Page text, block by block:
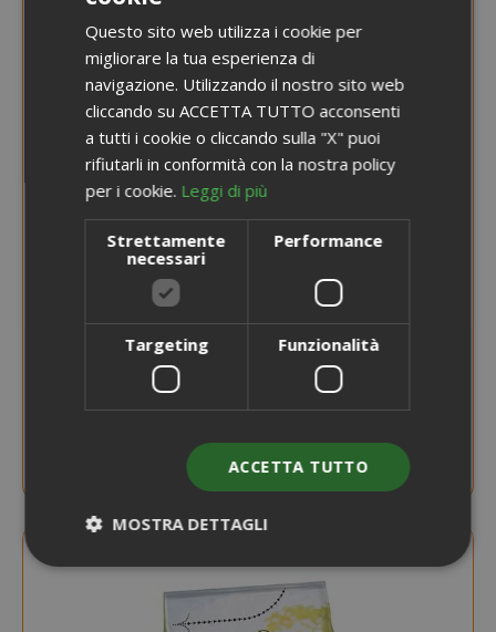
AVVISAMI QUANDO DISPONIBILE
Cane, con Manzo, 1.5 kg
Questo sito web utilizza i cookie per
migliorare la tua esperienza di
navigazione. Utilizzando il nostro sito web
cliccando su ACCETTA TUTTO acconsenti
a tutti i cookie o cliccando sulla "X" puoi
rifiutarli in conformità con la nostra policy
per i cookie. Leggi di più
Strettamente
necessari
Performance
Targeting Funzionalità
ACCETTA TUTTO
MOSTRA DETTAGLI
Strettamente necessari
Performance